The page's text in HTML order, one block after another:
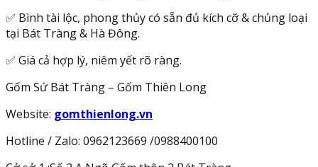
✅ Bình tài lộc, phong thủy có sẵn đủ kích cỡ & chủng loại
tại Bát Tràng & Hà Đông.
✅ Giá cả hợp lý, niêm yết rõ ràng.
Gốm Sứ Bát Tràng – Gốm Thiên Long
Website: gomthienlong.vn
Hotline / Zalo: 0962123669 /0988400100